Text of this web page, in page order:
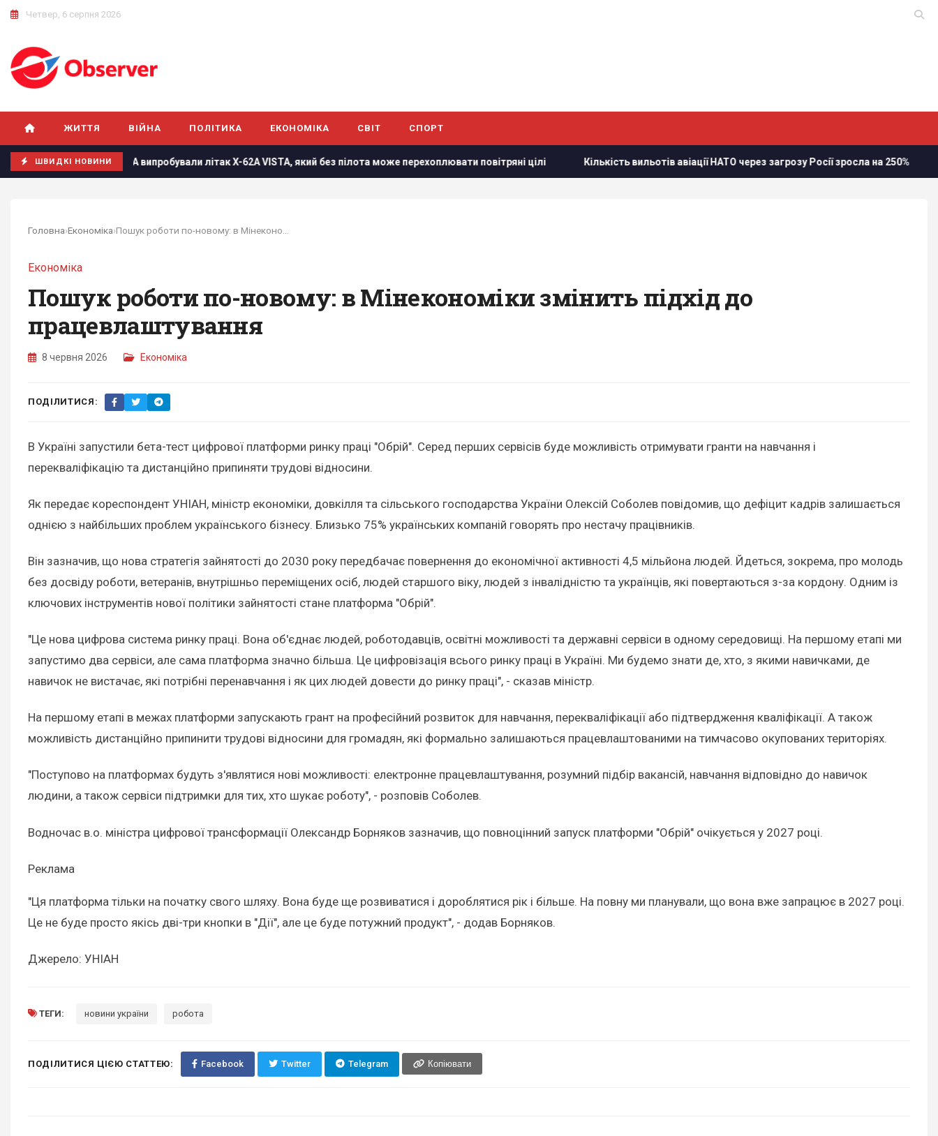
Четвер, 6 серпня 2026
ЖИТТЯ ВІЙНА ПОЛІТИКА ЕКОНОМІКА СВІТ СПОРТ
ШВИДКІ НОВИНИ
У США випробували літак X-62A VISTA, який без пілота може перехоплювати повітряні цілі Кількість вильотів авіації НАТО через загрозу Росії зросла на 250%
Головна›Економіка›
Економіка
Пошук роботи по-новому: в Мінекономіки змінить підхід до
працевлаштування
8 червня 2026 Економіка
ПОДІЛИТИСЯ:
В Україні запустили бета-тест цифрової платформи ринку праці "Обрій". Серед перших сервісів буде можливість отримувати гранти на навчання і
перекваліфікацію та дистанційно припиняти трудові відносини.
Як передає кореспондент УНІАН, міністр економіки, довкілля та сільського господарства України Олексій Соболев повідомив, що дефіцит кадрів залишається
однією з найбільших проблем українського бізнесу. Близько 75% українських компаній говорять про нестачу працівників.
Він зазначив, що нова стратегія зайнятості до 2030 року передбачає повернення до економічної активності 4,5 мільйона людей. Йдеться, зокрема, про молодь
без досвіду роботи, ветеранів, внутрішньо переміщених осіб, людей старшого віку, людей з інвалідністю та українців, які повертаються з-за кордону. Одним із
ключових інструментів нової політики зайнятості стане платформа "Обрій".
"Це нова цифрова система ринку праці. Вона об'єднає людей, роботодавців, освітні можливості та державні сервіси в одному середовищі. На першому етапі ми
запустимо два сервіси, але сама платформа значно більша. Це цифровізація всього ринку праці в Україні. Ми будемо знати де, хто, з якими навичками, де
навичок не вистачає, які потрібні перенавчання і як цих людей довести до ринку праці", - сказав міністр.
На першому етапі в межах платформи запускають грант на професійний розвиток для навчання, перекваліфікації або підтвердження кваліфікації. А також
можливість дистанційно припинити трудові відносини для громадян, які формально залишаються працевлаштованими на тимчасово окупованих територіях.
"Поступово на платформах будуть з'являтися нові можливості: електронне працевлаштування, розумний підбір вакансій, навчання відповідно до навичок
людини, а також сервіси підтримки для тих, хто шукає роботу", - розповів Соболев.
Водночас в.о. міністра цифрової трансформації Олександр Борняков зазначив, що повноцінний запуск платформи "Обрій" очікується у 2027 році.
Реклама
"Ця платформа тільки на початку свого шляху. Вона буде ще розвиватися і дороблятися рік і більше. На повну ми планували, що вона вже запрацює в 2027 році.
Це не буде просто якісь дві-три кнопки в "Дії", але це буде потужний продукт", - додав Борняков.
Джерело: УНІАН
ТЕГИ: новини україни робота
ПОДІЛИТИСЯ ЦІЄЮ СТАТТЕЮ: Facebook Twitter Telegram Копіювати